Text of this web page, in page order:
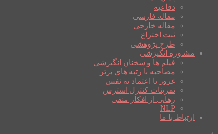
دفاعیه
مقاله فارسی
مقاله خارجی
ثبت اختراع
طرح پژوهشی
مشاوره انگیزشی
فیلم ها و سخنان انگیزشی
مصاحبه با رتبه های برتر
غرور یا اعتماد به نفس
تمرینات کنترل استرس
رهایی از افکار منفی
NLP
ارتباط با ما